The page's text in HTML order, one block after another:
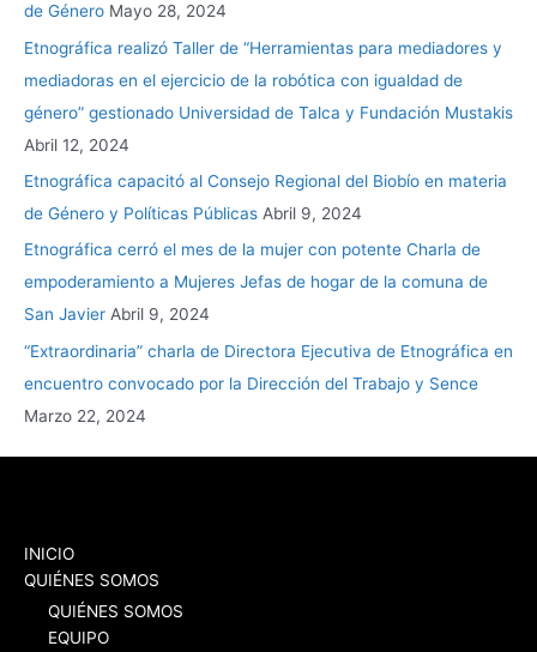
de Género Mayo 28, 2024
Etnográfica realizó Taller de “Herramientas para mediadores y
mediadoras en el ejercicio de la robótica con igualdad de
género” gestionado Universidad de Talca y Fundación Mustakis
Abril 12, 2024
Etnográfica capacitó al Consejo Regional del Biobío en materia
de Género y Políticas Públicas Abril 9, 2024
Etnográfica cerró el mes de la mujer con potente Charla de
empoderamiento a Mujeres Jefas de hogar de la comuna de
San Javier Abril 9, 2024
“Extraordinaria” charla de Directora Ejecutiva de Etnográfica en
encuentro convocado por la Dirección del Trabajo y Sence
Marzo 22, 2024
INICIO
QUIÉNES SOMOS
QUIÉNES SOMOS
EQUIPO